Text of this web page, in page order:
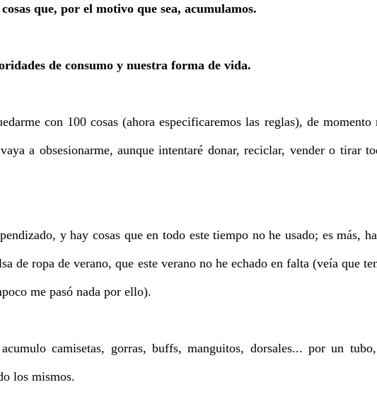
que, por el motivo que sea, acumulamos.
de consumo y nuestra forma de vida.
con 100 cosas (ahora especificaremos las reglas), de momento
a obsesionarme, aunque intentaré donar, reciclar, vender o tirar
y hay cosas que en todo este tiempo no he usado; es más,
de ropa de verano, que este verano no he echado en falta (veía que
me pasó nada por ello).
camisetas, gorras, buffs, manguitos, dorsales... por un
los mismos.